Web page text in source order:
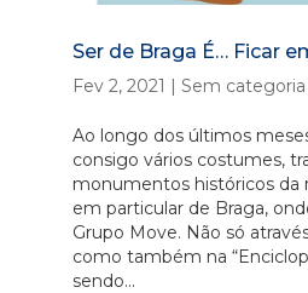
Ser de Braga É… Ficar
Fev 2, 2021 | Sem categoria
Ao longo dos últimos
consigo vários costumes,
monumentos históricos da
em particular de Braga,
Grupo Move. Não só
como também na
sendo...